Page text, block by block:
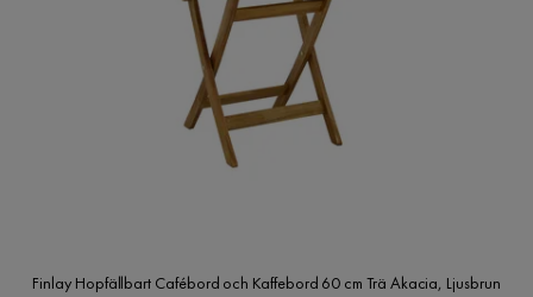
Finlay Hopfällbart Cafébord och Kaffebord 60 cm Trä Akacia, Ljusbrun